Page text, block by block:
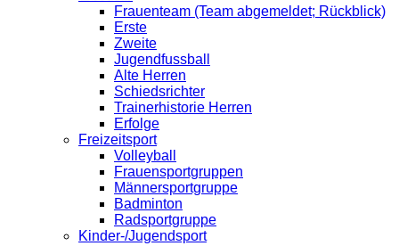
Frauenteam (Team abgemeldet; Rückblick)
Erste
Zweite
Jugendfussball
Alte Herren
Schiedsrichter
Trainerhistorie Herren
Erfolge
Freizeitsport
Volleyball
Frauensportgruppen
Männersportgruppe
Badminton
Radsportgruppe
Kinder-/Jugendsport